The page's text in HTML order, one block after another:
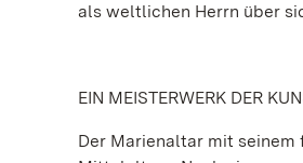
als weltlichen Herrn über
EIN MEISTERWERK DER
Der Marienaltar mit